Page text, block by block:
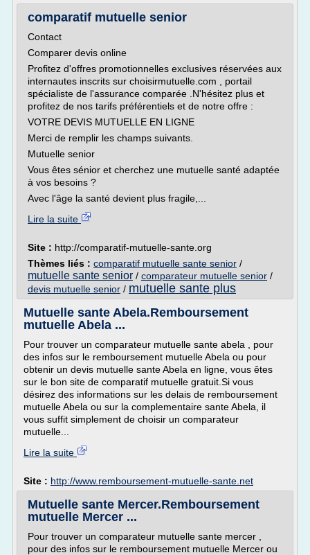
comparatif mutuelle senior
Contact
Comparer devis online
Profitez d'offres promotionnelles exclusives réservées aux
internautes inscrits sur choisirmutuelle.com , portail
spécialiste de l'assurance comparée .N'hésitez plus et
profitez de nos tarifs préférentiels et de notre offre :
VOTRE DEVIS MUTUELLE EN LIGNE
Merci de remplir les champs suivants.
Mutuelle senior
Vous êtes sénior et cherchez une mutuelle santé adaptée
à vos besoins ?
Avec l'âge la santé devient plus fragile,...
Lire la suite
Site : http://comparatif-mutuelle-sante.org
Thèmes liés : comparatif mutuelle sante senior /
mutuelle sante senior / comparateur mutuelle senior /
devis mutuelle senior / mutuelle sante plus
Mutuelle sante Abela.Remboursement
mutuelle Abela ...
Pour trouver un comparateur mutuelle sante abela , pour
des infos sur le remboursement mutuelle Abela ou pour
obtenir un devis mutuelle sante Abela en ligne, vous êtes
sur le bon site de comparatif mutuelle gratuit.Si vous
désirez des informations sur les delais de remboursement
mutuelle Abela ou sur la complementaire sante Abela, il
vous suffit simplement de choisir un comparateur
mutuelle...
Lire la suite
Site : http://www.remboursement-mutuelle-sante.net
Mutuelle sante Mercer.Remboursement
mutuelle Mercer ...
Pour trouver un comparateur mutuelle sante mercer ,
pour des infos sur le remboursement mutuelle Mercer ou